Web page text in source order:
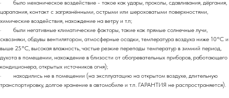
· было механическое воздействие - такое как удары, проколы, сдавливания, дёргания,
царапания, контакт с загрязнёнными, острыми или шероховатыми поверхностями,
химические воздействия, нахождение на ветру и т.п;
· были негативные климатические факторы, такие как прямые солнечные лучи,
сквозняки, обдувы вентилятором, атмосферные осадки, температура воздуха ниже 10°C и
выше 25°C, высокая влажность, частые резкие перепады температур в зимний период,
духота в помещении, нахождение в близости от обогревательных приборов, работающего
кондиционера, открытых источников огня);
· находились не в помещении (на эксплуатацию на открытом воздухе, длительную
транспортировку, долгое хранение в автомобиле и т.п. ГАРАНТИЯ не распространяется).